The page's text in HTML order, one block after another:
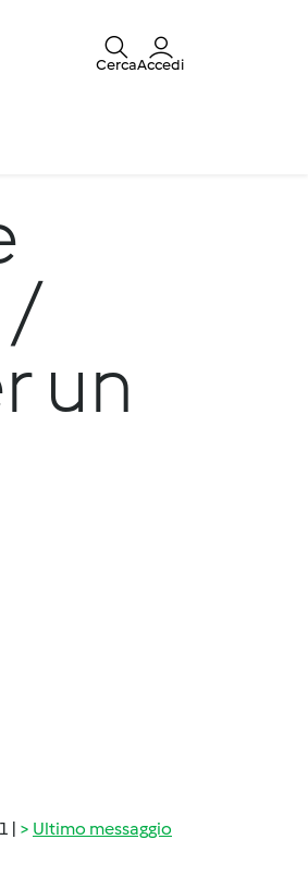
CercaAccedi
/
un
| Ultimo messaggio